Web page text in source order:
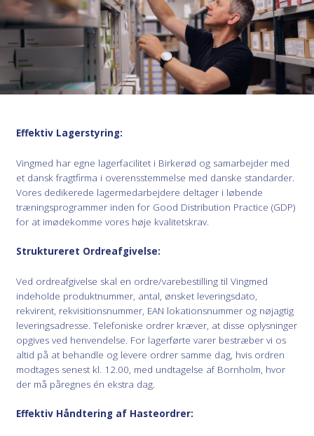
Effektiv Lagerstyring:
Vingmed har egne lagerfacilitet i Birkerød og samarbejder med
et dansk fragtfirma i overensstemmelse med danske standarder.
Vores dedikerede lagermedarbejdere deltager i løbende
træningsprogrammer inden for Good Distribution Practice (GDP)
for at imødekomme vores høje kvalitetskrav.
Struktureret Ordreafgivelse:
Ved ordreafgivelse skal en ordre/varebestilling til Vingmed
indeholde produktnummer, antal, ønsket leveringsdato,
rekvirent, rekvisitionsnummer, EAN lokationsnummer og nøjagtig
leveringsadresse. Telefoniske ordrer kræver, at disse oplysninger
opgives ved henvendelse. For lagerførte varer bestræber vi os
altid på at behandle og levere ordrer samme dag, hvis ordren
modtages senest kl. 12.00, med undtagelse af Bornholm, hvor
der må påregnes én ekstra dag.
Effektiv Håndtering af Hasteordrer: